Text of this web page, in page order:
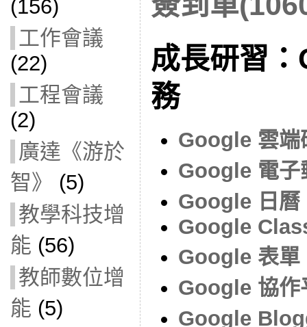
(156)
工作會議
(22)
工程會議
(2)
廣達《游於
智》
(5)
教學科技增
能 (56)
教師數位增
能 (5)
成長研習
務
Google 雲端
Google 電子
Google 日曆
Google
Google 表單
Google 協作
Google